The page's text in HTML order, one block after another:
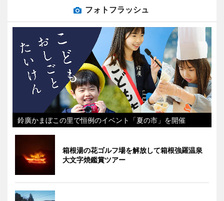
フォトフラッシュ
鈴廣かまぼこの里で恒例のイベント「夏の市」を開催
箱根湯の花ゴルフ場を解放して箱根強羅温泉
大文字焼鑑賞ツアー